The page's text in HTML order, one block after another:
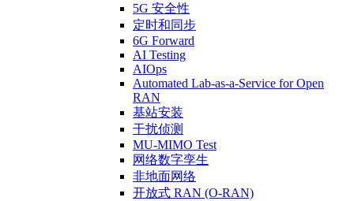
5G 安全性
定时和同步
6G Forward
AI Testing
AIOps
Automated Lab-as-a-Service for Open
RAN
基站安装
干扰侦测
MU-MIMO Test
网络数字孪生
非地面网络
开放式 RAN (O-RAN)